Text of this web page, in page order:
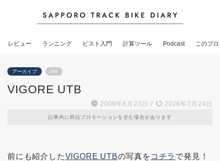
レビュー ランニング ピスト入門 計算ツール Podcast このブ
アーカイブ PR
VIGORE UTB
2009年6月23日 / 2026年7月24日
記事内に商品プロモーションを含む場合があります
前にも紹介したVIGORE UTBの写真を コチラ で発見！